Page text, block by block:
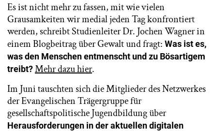
Es ist nicht mehr zu fassen, mit wie vielen
Grausamkeiten wir medial jeden Tag konfrontiert
werden, schreibt Studienleiter Dr. Jochen Wagner in
einem Blogbeitrag über Gewalt und fragt: Was ist es,
was den Menschen entmenscht und zu Bösartigem
treibt?Mehr dazu hier.
Im Juni tauschten sich die Mitglieder des Netzwerkes
der Evangelischen Trägergruppe für
gesellschaftspolitische Jugendbildung über
Herausforderungen in der aktuellen digitalen